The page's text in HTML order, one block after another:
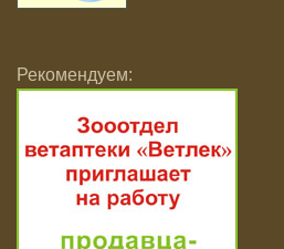
Рекомендуем: